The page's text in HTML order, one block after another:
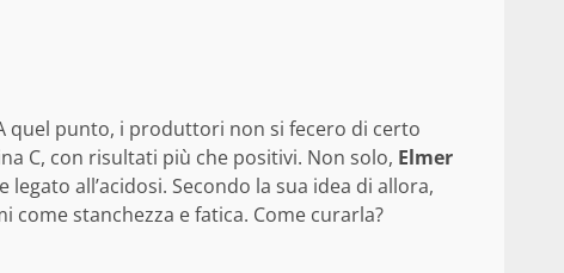
quel punto, i produttori non si fecero di certo
C, con risultati più che positivi. Non solo, Elmer
all’acidosi. Secondo la sua idea di allora,
come stanchezza e fatica. Come curarla?